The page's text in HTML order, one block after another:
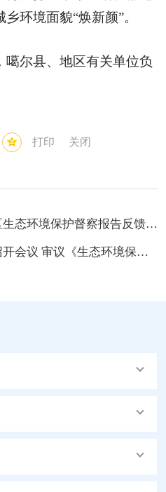
环境面貌“焕新颜”。
噶尔县、地区有关单位负
打印 关闭
第二轮西藏自治区生态环境保护督察报告反馈意见（20-3）整改措施完成 情况公示表
中共中央政治局召开会议 审议《生态环境保护督察工作条例》《关于二十届中央第四轮巡视情况的综合报告》 中共中央总书记习近平主持会议